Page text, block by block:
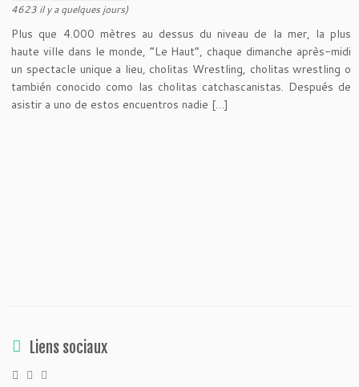
4623 il y a quelques jours)
Plus que 4.000 mètres au dessus du niveau de la mer, la plus
haute ville dans le monde, “Le Haut”, chaque dimanche après-midi
un spectacle unique a lieu, cholitas Wrestling, cholitas wrestling o
también conocido como las cholitas catchascanistas. Después de
asistir a uno de estos encuentros nadie […]
Liens sociaux